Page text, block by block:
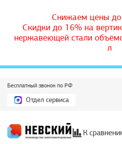
Снижаем цены до
Скидки до 16% на
нержавеющей стали
л
Бесплатный звонок по РФ
Отдел сервиса
К